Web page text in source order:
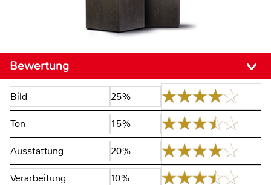
Bewertung
Bild 25%
Ton 15%
Ausstattung 20%
Verarbeitung 10%